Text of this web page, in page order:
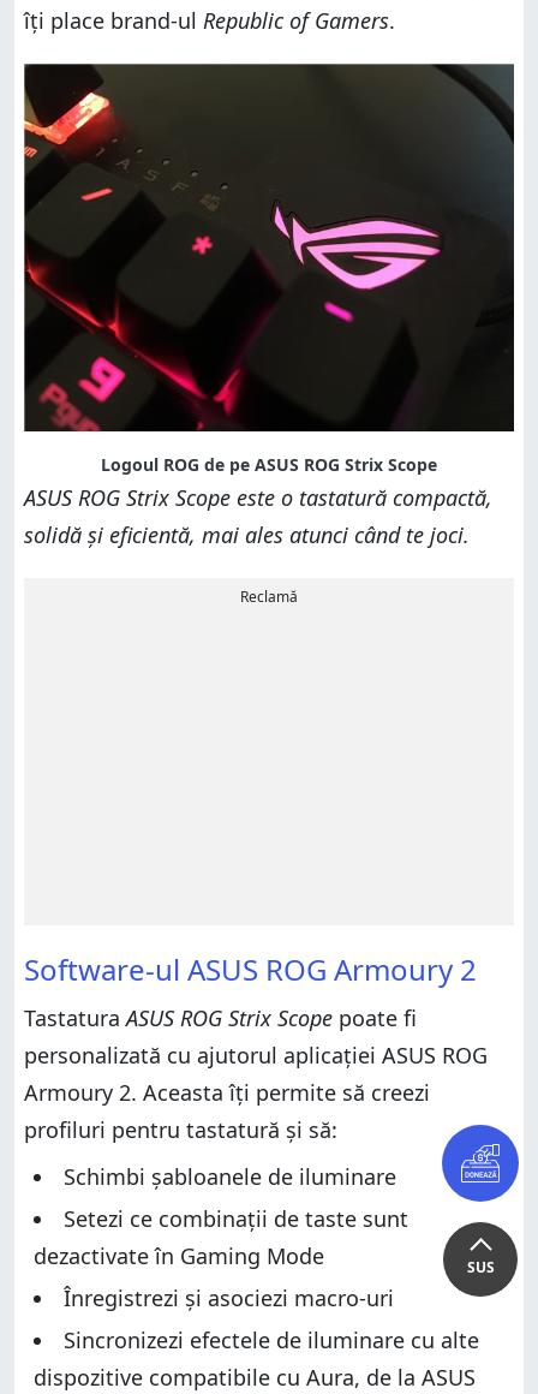
SUS
îți place brand-ul Republic of Gamers.
Logoul ROG de pe ASUS ROG Strix Scope
ASUS ROG Strix Scope este o tastatură compactă,
solidă și eficientă, mai ales atunci când te joci.
Reclamă
Software-ul ASUS ROG Armoury 2
TastaturaASUS ROG Strix Scope poate fi
personalizată cu ajutorul aplicației ASUS ROG
Armoury 2. Aceasta îți permite să creezi
profiluri pentru tastatură și să:
Schimbi șabloanele de iluminare
Setezi ce combinații de taste sunt
dezactivate în Gaming Mode
Înregistrezi și asociezi macro-uri
Sincronizezi efectele de iluminare cu alte
dispozitive compatibile cu Aura, de la ASUS